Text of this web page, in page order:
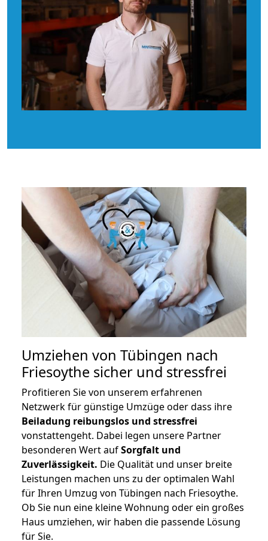
Umziehen von Tübingen nach
Friesoythe sicher und stressfrei
Profitieren Sie von unserem erfahrenen
Netzwerk für günstige Umzüge oder dass ihre
Beiladung reibungslos und stressfrei
vonstattengeht. Dabei legen unsere Partner
besonderen Wert aufSorgfalt und
Zuverlässigkeit. Die Qualität und unser breite
Leistungen machen uns zu der optimalen Wahl
für Ihren Umzug von Tübingen nach Friesoythe.
Ob Sie nun eine kleine Wohnung oder ein großes
Haus umziehen, wir haben die passende Lösung
für Sie.